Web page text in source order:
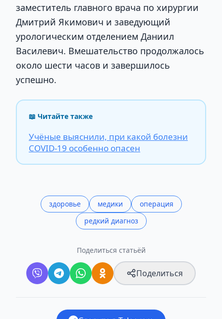
заместитель главного врача по хирургии
Дмитрий Якимович и заведующий
урологическим отделением Даниил
Василевич. Вмешательство продолжалось
около шести часов и завершилось
успешно.
📖 Читайте также
Учёные выяснили, при какой болезни
COVID-19 особенно опасен
здоровье медики
операция
редкий диагноз
Поделиться статьёй
Поделиться